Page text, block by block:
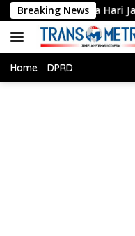
Langsung
ke
konten
Breaking News
Hari Jadi
Home DPRD